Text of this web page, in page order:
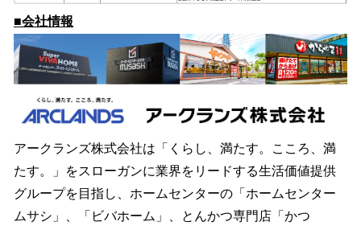
■会社情報
アークランズ株式会社は「くらし、満たす。こころ、満
たす。」をスローガンに業界をリードする生活価値提供
グループを目指し、ホームセンターの「ホームセンター
ムサシ」、「ビバホーム」、とんかつ専門店「かつ